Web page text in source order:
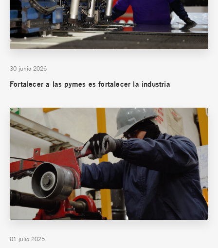
30 junio 2026
Fortalecer a las pymes es fortalecer la industria
01 julio 2025